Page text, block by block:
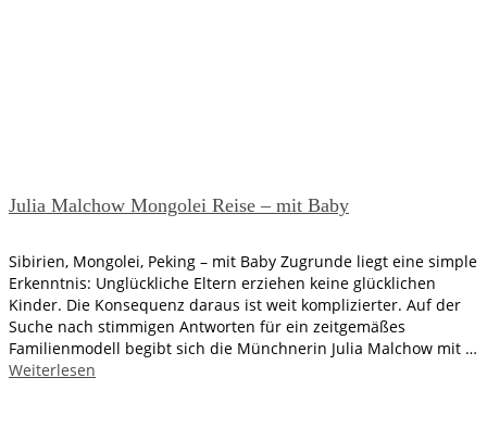
Julia Malchow Mongolei Reise – mit Baby
Sibirien, Mongolei, Peking – mit Baby Zugrunde liegt eine simple
Erkenntnis: Unglückliche Eltern erziehen keine glücklichen
Kinder. Die Konsequenz daraus ist weit komplizierter. Auf der
Suche nach stimmigen Antworten für ein zeitgemäßes
Familienmodell begibt sich die Münchnerin Julia Malchow mit …
Weiterlesen